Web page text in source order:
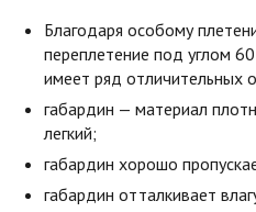
Благодаря особому
переплетение под углом
имеет ряд отличительных
габардин — материал
легкий;
габардин хорошо
габардин отталкивает